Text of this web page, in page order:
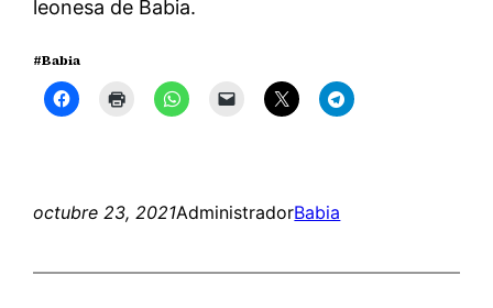
leonesa de Babia.
#Babia
octubre 23, 2021AdministradorBabia